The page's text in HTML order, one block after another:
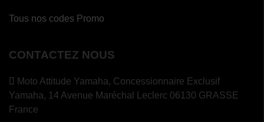
Tous nos codes Promo
CONTACTEZ NOUS
Moto Attitude Yamaha, Concessionnaire Exclusif
Yamaha, 14 Avenue Maréchal Leclerc 06130 GRASSE
France